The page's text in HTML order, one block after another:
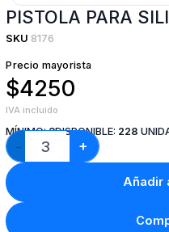
PISTOLA PARA
SKU 8176
Precio mayorista
$4250
IVA incluido
MÍNIMO:3DISPONIBLE: 228
− +
Añadir